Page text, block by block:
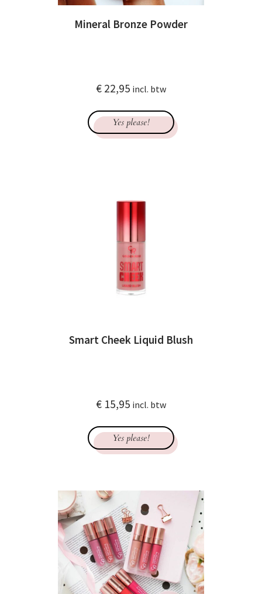
Mineral Bronze Powder
€ 22,95 incl. btw
Yes please!
Smart Cheek Liquid Blush
€ 15,95 incl. btw
Yes please!